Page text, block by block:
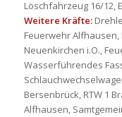
Löschfahrzeug 16/12,
Weitere Kräfte:
Feuerwehr
Neuenkirchen i.O.,
Wasserführendes
Bersenbrück, RTW 1
Alfhausen,